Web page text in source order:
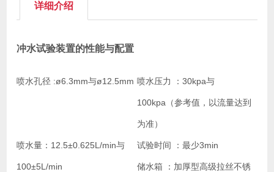
详细介绍
冲水试验装置的性能与配置
喷水孔径 :ø6.3mm与ø12.5mm 喷水压力 ： 30kpa与
100kpa（参考值，以流量达到
为准）
喷水量： 12.5±0.625L/min与
100±5L/min
试验时间 ： 最少3min
储水箱 ： 加厚型高级拉丝不锈